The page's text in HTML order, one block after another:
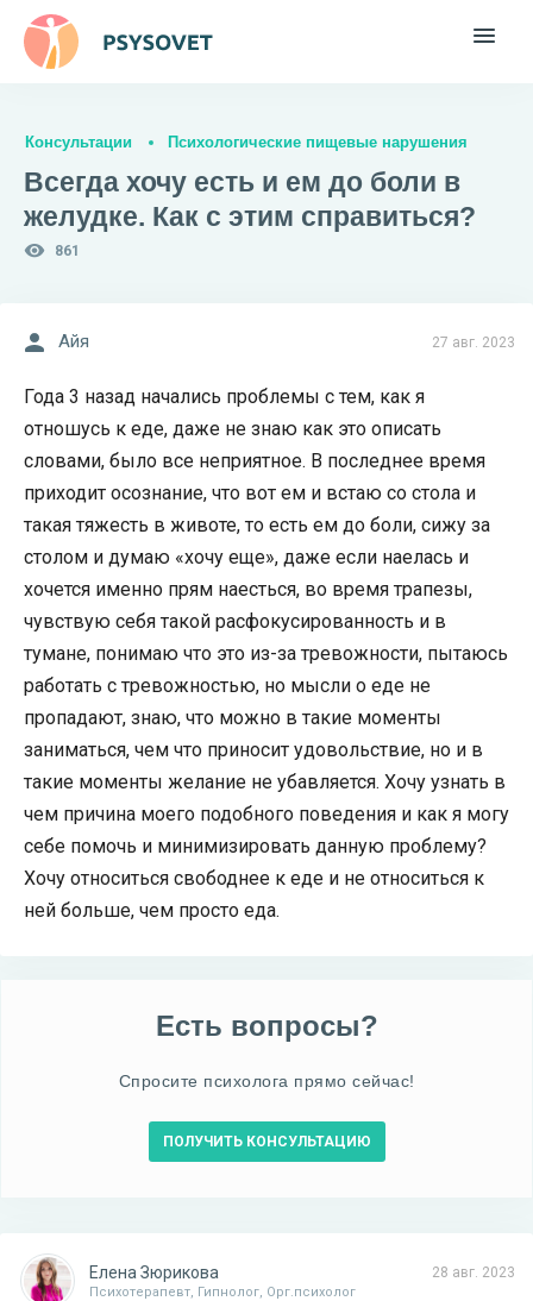
Консультации Психологические пищевые нарушения
Всегда хочу есть и ем до боли в
желудке. Как с этим справиться?
861
27 авг. 2023
Айя
Года 3 назад начались проблемы с тем, как я
отношусь к еде, даже не знаю как это описать
словами, было все неприятное. В последнее время
приходит осознание, что вот ем и встаю со стола и
такая тяжесть в животе, то есть ем до боли, сижу за
столом и думаю «хочу еще», даже если наелась и
хочется именно прям наесться, во время трапезы,
чувствую себя такой расфокусированность и в
тумане, понимаю что это из-за тревожности, пытаюсь
работать с тревожностью, но мысли о еде не
пропадают, знаю, что можно в такие моменты
заниматься, чем что приносит удовольствие, но и в
такие моменты желание не убавляется. Хочу узнать в
чем причина моего подобного поведения и как я могу
себе помочь и минимизировать данную проблему?
Хочу относиться свободнее к еде и не относиться к
ней больше, чем просто еда.
Есть вопросы?
Спросите психолога прямо сейчас!
ПОЛУЧИТЬ КОНСУЛЬТАЦИЮ
28 авг. 2023
Елена Зюрикова
Психотерапевт, Гипнолог, Орг.психолог